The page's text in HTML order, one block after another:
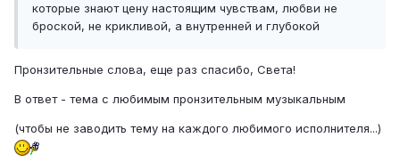
которые знают цену настоящим чувствам, любви не
броской, не крикливой, а внутренней и глубокой
Пронзительные слова, еще раз спасибо, Света!
В ответ - тема с любимым пронзительным музыкальным
(чтобы не заводить тему на каждого любимого исполнителя...)